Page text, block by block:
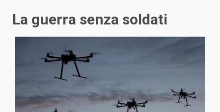
La guerra senza soldati